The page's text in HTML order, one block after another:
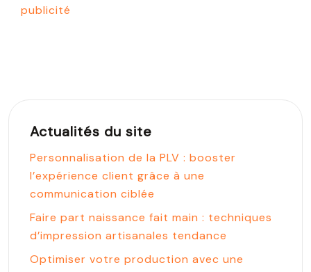
publicité
Actualités du site
Personnalisation de la PLV : booster
l’expérience client grâce à une
communication ciblée
Faire part naissance fait main : techniques
d’impression artisanales tendance
Optimiser votre production avec une